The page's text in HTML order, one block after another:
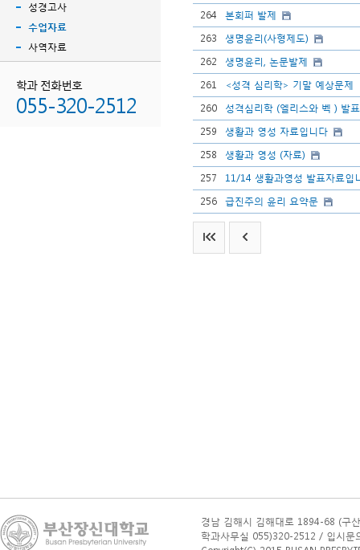
성경고사
수업자료
사역자료
학과 전화번호
055-320-2512
264
본회퍼 발제
263
생명윤리(사형제도)
262
생명윤리, 논문발제
261
<성격 심리학> 기말 예상문제
260
성격심리학 (엘리스와 벡 ) 발
259
생활과 영성 자료입니다
258
생활과 영성 (자료)
257
11/14 생활과영성 발표자료입
256
급진주의 윤리 요약문
경남 김해시 김해대로 1894-68 (구
학과사무실 055)320-2512 / 입시